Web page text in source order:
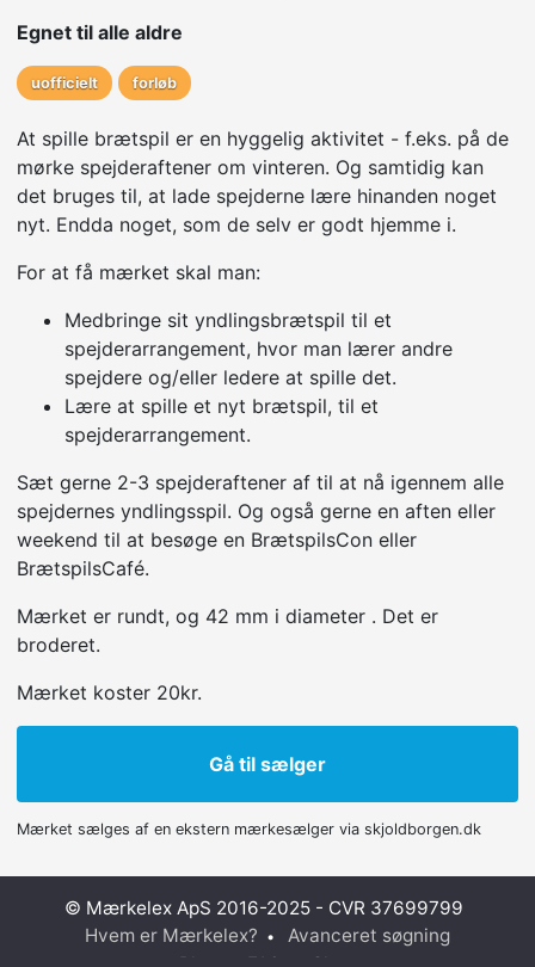
Egnet til alle aldre
uofficielt forløb
At spille brætspil er en hyggelig aktivitet - f.eks. på de
mørke spejderaftener om vinteren. Og samtidig kan
det bruges til, at lade spejderne lære hinanden noget
nyt. Endda noget, som de selv er godt hjemme i.
For at få mærket skal man:
Medbringe sit yndlingsbrætspil til et
spejderarrangement, hvor man lærer andre
spejdere og/eller ledere at spille det.
Lære at spille et nyt brætspil, til et
spejderarrangement.
Sæt gerne 2-3 spejderaftener af til at nå igennem alle
spejdernes yndlingsspil. Og også gerne en aften eller
weekend til at besøge en BrætspilsCon eller
BrætspilsCafé.
Mærket er rundt, og 42 mm i diameter . Det er
broderet.
Mærket koster 20kr.
Gå til sælger
Mærket sælges af en ekstern mærkesælger via skjoldborgen.dk
© Mærkelex ApS 2016-2025 - CVR 37699799
Hvem er Mærkelex? •
Avanceret søgning